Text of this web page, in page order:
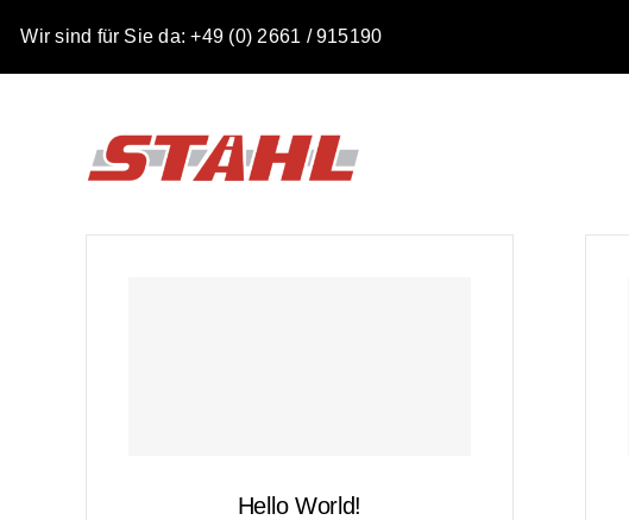
Wir sind für Sie da:+49 (0) 2661 / 915190
Hello World!